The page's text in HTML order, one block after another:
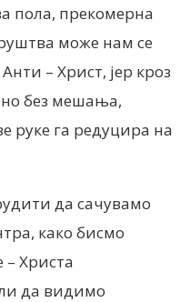
пола, прекомерна
може нам се
– Христ, јер кроз
без мешања,
руке га редуцира на
да сачувамо
како бисмо
– Христа
да видимо